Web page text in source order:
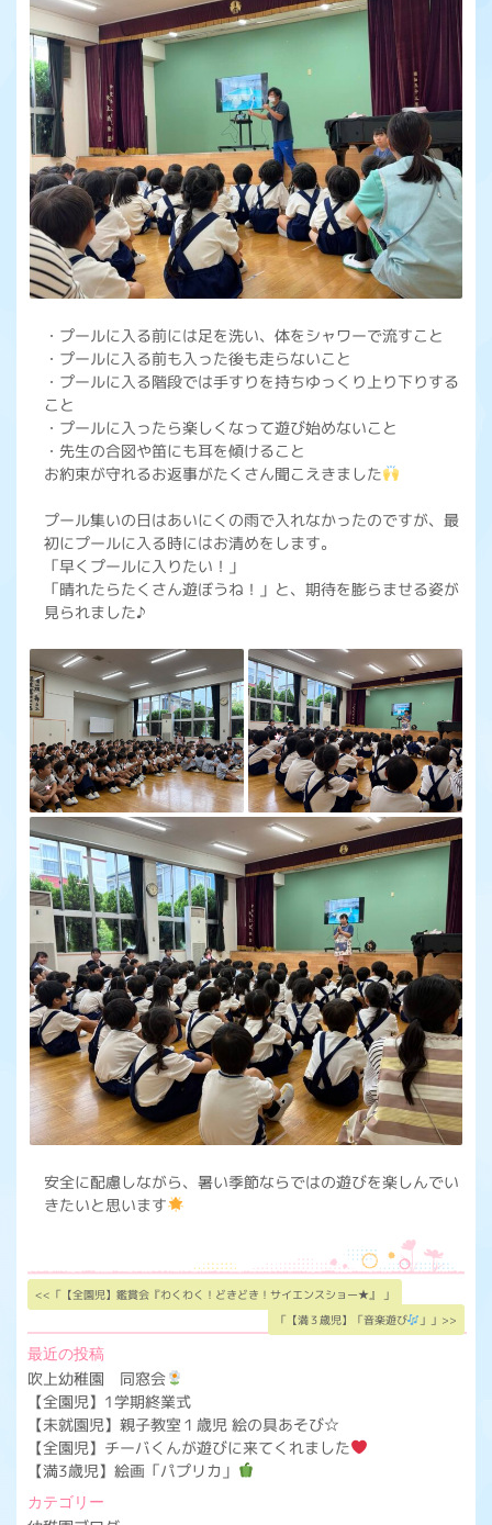
・プールに入る前には足を洗い、体をシャワーで流すこと
・プールに入る前も入った後も走らないこと
・プールに入る階段では手すりを持ちゆっくり上り下りする
こと
・プールに入ったら楽しくなって遊び始めないこと
・先生の合図や笛にも耳を傾けること
お約束が守れるお返事がたくさん聞こえきました
プール集いの日はあいにくの雨で入れなかったのですが、最
初にプールに入る時にはお清めをします。
「早くプールに入りたい！」
「晴れたらたくさん遊ぼうね！」と、期待を膨らませる姿が
見られました♪
安全に配慮しながら、暑い季節ならではの遊びを楽しんでい
きたいと思います
<<「【全園児】鑑賞会『わくわく！どきどき！サイエンスショー★』 」
「【満３歳児】「音楽遊び
」」>>
最近の投稿
吹上幼稚園 同窓会
【全園児】1学期終業式
【未就園児】親子教室１歳児 絵の具あそび☆
【全園児】チーバくんが遊びに来てくれました
【満3歳児】絵画「パプリカ」
カテゴリー